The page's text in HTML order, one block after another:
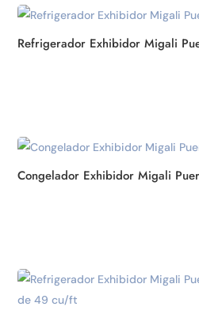
Refrigerador Exhibidor Migali
Congelador Exhibidor Migali
Sign up for
¡Suscríbete
Ofertas, nuevos productos y
from: ATBIZ LLC, 2900 Glades Circle
http://www.atbiz.co. You can revoke your
time by using the SafeUnsubscribe® link,